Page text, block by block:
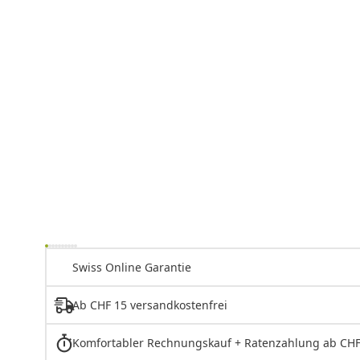
Swiss Online Garantie
Ab CHF 15 versandkostenfrei
Komfortabler Rechnungskauf + Ratenzahlung ab